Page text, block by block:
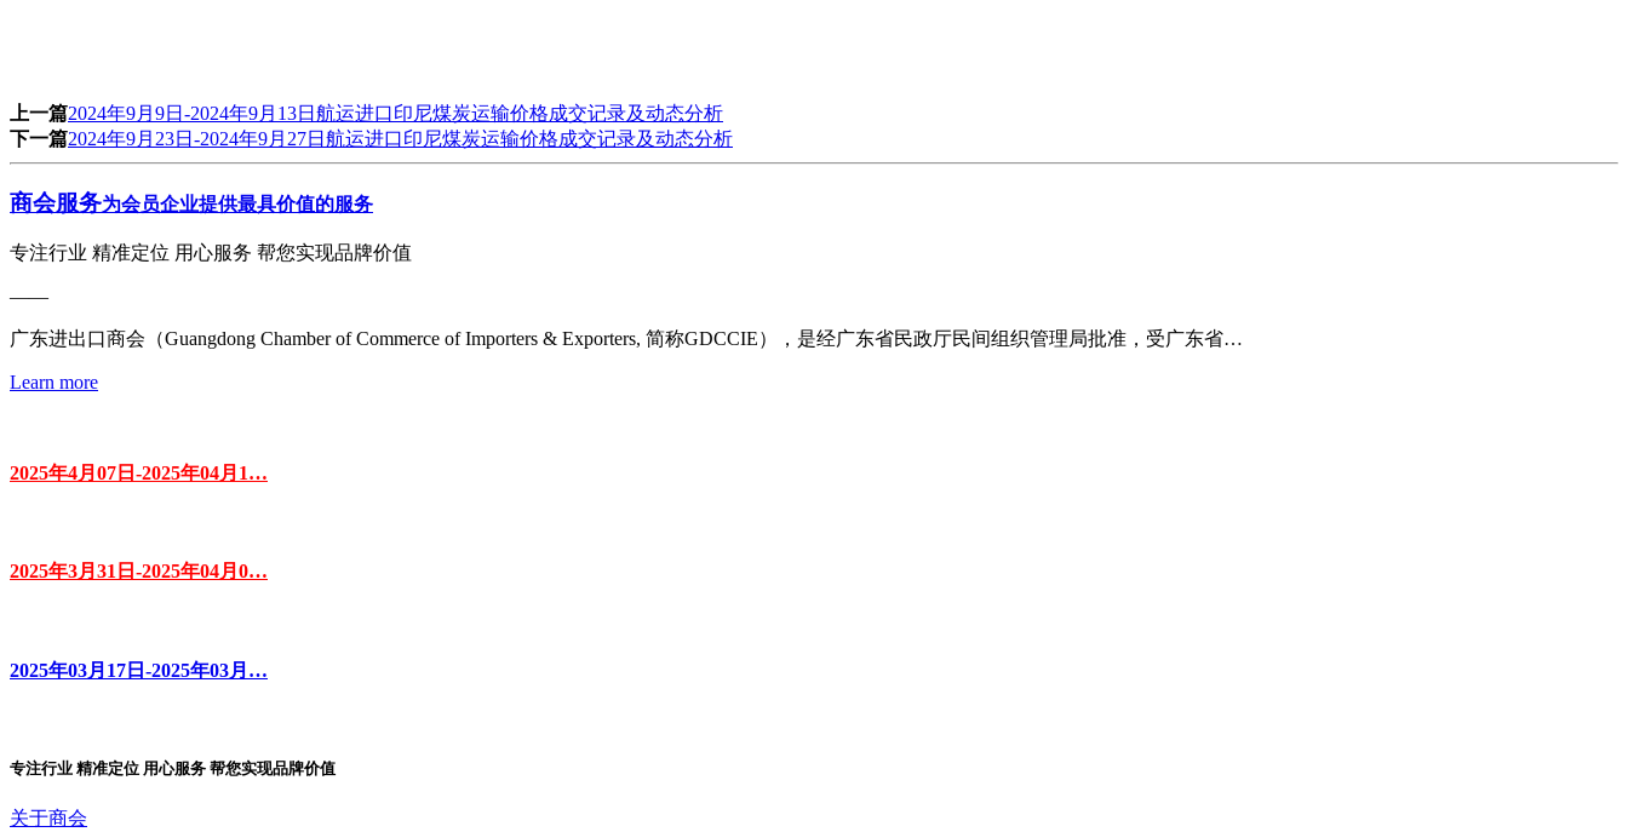
上一篇2024年9月9日-2024年9月13日航运进口印尼煤炭运输价格成交记录及动态分析
下一篇2024年9月23日-2024年9月27日航运进口印尼煤炭运输价格成交记录及动态分析
商会服务为会员企业提供最具价值的服务
专注行业 精准定位 用心服务 帮您实现品牌价值
——
广东进出口商会（Guangdong Chamber of Commerce of Importers & Exporters, 简称GDCCIE），是经广东省民政厅民间组织管理局批准，受广东省…
Learn more
2025年4月07日-2025年04月1…
2025年3月31日-2025年04月0…
2025年03月17日-2025年03月…
专注行业 精准定位 用心服务 帮您实现品牌价值
关于商会